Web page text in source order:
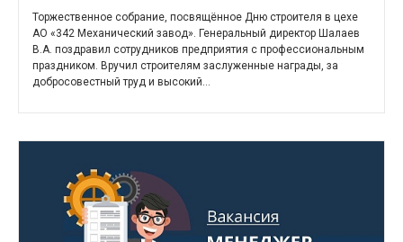
Торжественное собрание, посвящённое Дню строителя в цехе
АО «342 Механический завод». Генеральный директор Шалаев
В.А. поздравил сотрудников предприятия с профессиональным
праздником. Вручил строителям заслуженные награды, за
добросовестный труд и высокий...